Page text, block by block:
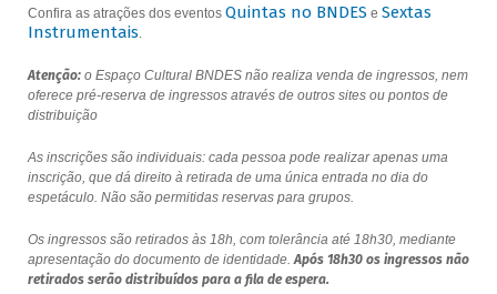
Confira as atrações dos eventos Quintas no BNDES e Sextas
Instrumentais.
Atenção:o Espaço Cultural BNDES não realiza venda de ingressos, nem
oferece pré-reserva de ingressos através de outros sites ou pontos de
distribuição
As inscrições são individuais: cada pessoa pode realizar apenas uma
inscrição, que dá direito à retirada de uma única entrada no dia do
espetáculo. Não são permitidas reservas para grupos.
Os ingressos são retirados às 18h, com tolerância até 18h30, mediante
apresentação do documento de identidade.Após 18h30 os ingressos não
retirados serão distribuídos para a fila de espera.